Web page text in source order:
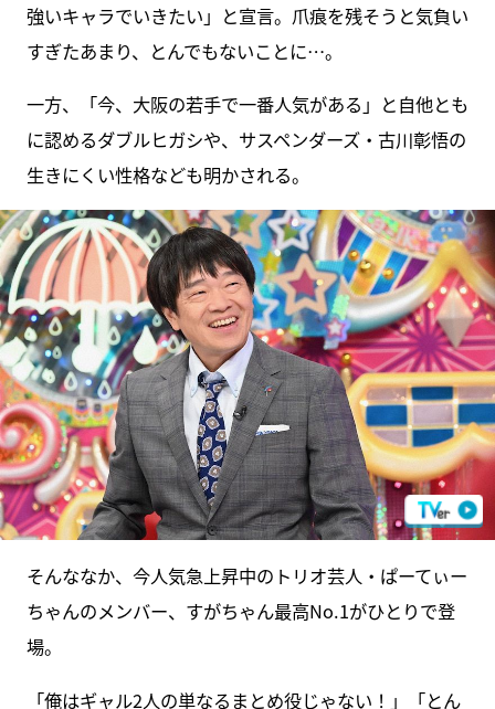
強いキャラでいきたい」と宣言。爪痕を残そうと気負い
すぎたあまり、とんでもないことに…。
一方、「今、大阪の若手で一番人気がある」と自他とも
に認めるダブルヒガシや、サスペンダーズ・古川彰悟の
生きにくい性格なども明かされる。
そんななか、今人気急上昇中のトリオ芸人・ぱーてぃー
ちゃんのメンバー、すがちゃん最高No.1がひとりで登
場。
「俺はギャル2人の単なるまとめ役じゃない！」「とん